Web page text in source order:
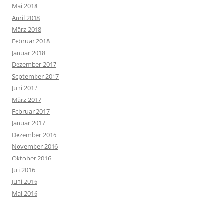
Mai 2018
April 2018
März 2018
Februar 2018
Januar 2018
Dezember 2017
September 2017
Juni 2017
März 2017
Februar 2017
Januar 2017
Dezember 2016
November 2016
Oktober 2016
Juli 2016
Juni 2016
Mai 2016